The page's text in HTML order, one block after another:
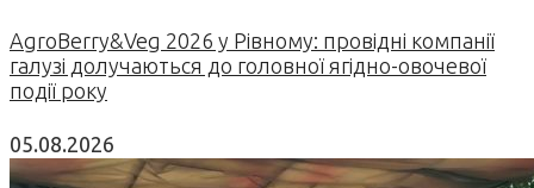
AgroBerry&Veg 2026 у Рівному: провідні компанії
галузі долучаються до головної ягідно-овочевої
події року
05.08.2026